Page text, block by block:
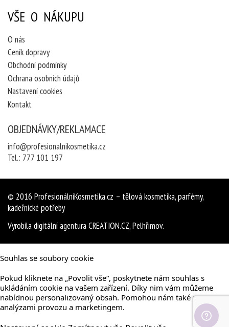
VŠE O NÁKUPU
O nás
Ceník dopravy
Obchodní podmínky
Ochrana osobních údajů
Nastavení cookies
Kontakt
OBJEDNÁVKY/REKLAMACE
info@profesionalnikosmetika.cz
Tel.: 777 101 197
© 2016 ProfesionálníKosmetika.cz – tělová kosmetika, parfémy,
kadeřnické potřeby
Vyrobiladigitální agenturaCREATION.CZ,Pelhřimov.
Souhlas se soubory cookie
Pokud kliknete na „Povolit vše“, poskytnete nám souhlas s
ukládáním cookie na vašem zařízení. Díky nim vám můžeme
nabídnou personalizovaný obsah. Pomohou nám také s
analýzami provozu a marketingem.